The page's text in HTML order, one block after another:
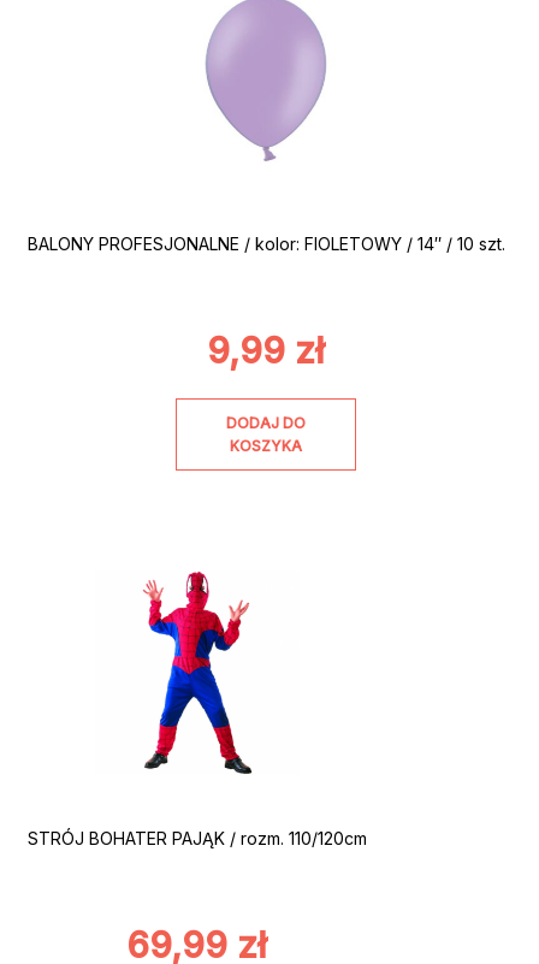
BALONY PROFESJONALNE / kolor: FIOLETOWY / 14″ / 10 szt.
9,99 zł
DODAJ DO
KOSZYKA
STRÓJ BOHATER PAJĄK / rozm. 110/120cm
69,99 zł